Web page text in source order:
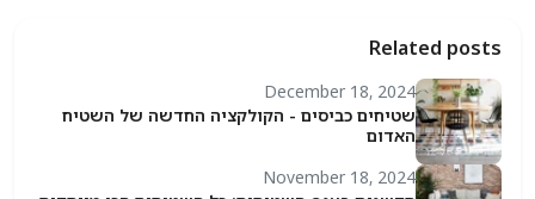
Related
December 18, 2024
שטיחים כביסים - הקולקציה החדשה של השטיח
האדום
November 18, 2024